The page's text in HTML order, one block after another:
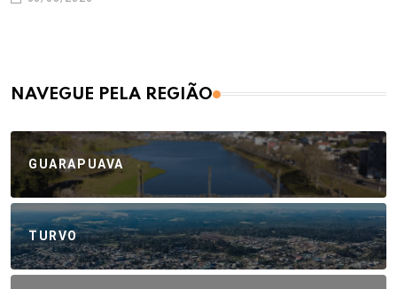
NAVEGUE PELA REGIÃO
GUARAPUAVA
TURVO